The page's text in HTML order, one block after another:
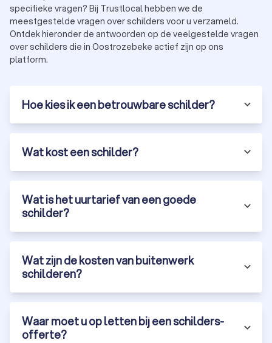
specifieke vragen? Bij Trustlocal hebben we de
meestgestelde vragen over schilders voor u verzameld.
Ontdek hieronder de antwoorden op de veelgestelde vragen
over schilders die in Oostrozebeke actief zijn op ons
platform.
Hoe kies ik een betrouwbare schilder?
Wat kost een schilder?
Wat is het uurtarief van een goede
schilder?
Wat zijn de kosten van buitenwerk
schilderen?
Waar moet u op letten bij een schilders-
offerte?